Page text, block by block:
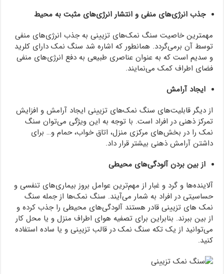
جذب انرژی‌های منفی و انتشار انرژی‌های مثبت به محیط
مهمترین خاصیت سنگ نمک‌های تزیینی به جذب انرژی‌های منفی
توسط آن برمی‌گردد. همانطور که اشاره شد سنگ نمک دارای کلرید
و سدیم است که به عنوان عناصری طبیعی به دفع انرژی‌های منفی
فضای اطراف کمک می‌نمایند.
ایجاد آرامش
از دیگر قابلیت‌های سنگ نمک‌های تزیینی ایجاد آرامش و افزایش
تمرکز ذهنی در افراد است. با توجه به این ویژگی می‌توان سنگ
نمک را در بخش‌های مرکزی منزل، اتاق خواب، حمام و… برای
داشتن آرامش ذهنی بیشتر قرار داد.
از بین بردن آلودگی‌های محیطی
آلاینده‌ها و گرد و غبار از مهم‌ترین عوامل بروز بیماری‌های تنفسی و
حساسیتی در افراد به شمار می‌آیند. سنگ نمک‌ها از جمله سنگ
نمک های تزیینی قادر هستند آلودگی‌های محیطی را جذب کرده و
از بین ببرند. بنابراین برای تصفیه هوای اطراف منزل و یا محل کار
می‌توانید از یک تکه سنگ نمک در قالب تزیینی و یا ساده استفاده
کنید.